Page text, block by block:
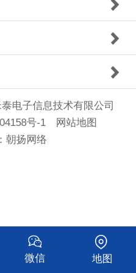
电子信息技术有限公司
号-1
网站地图
朝扬网络
微信 地图